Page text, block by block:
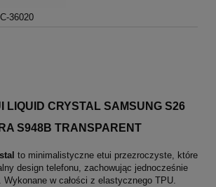
36020
LIQUID CRYSTAL SAMSUNG S26
S948B TRANSPARENT
to minimalistyczne etui przezroczyste, które
design telefonu, zachowując jednocześnie
Wykonane w całości z elastycznego TPU.